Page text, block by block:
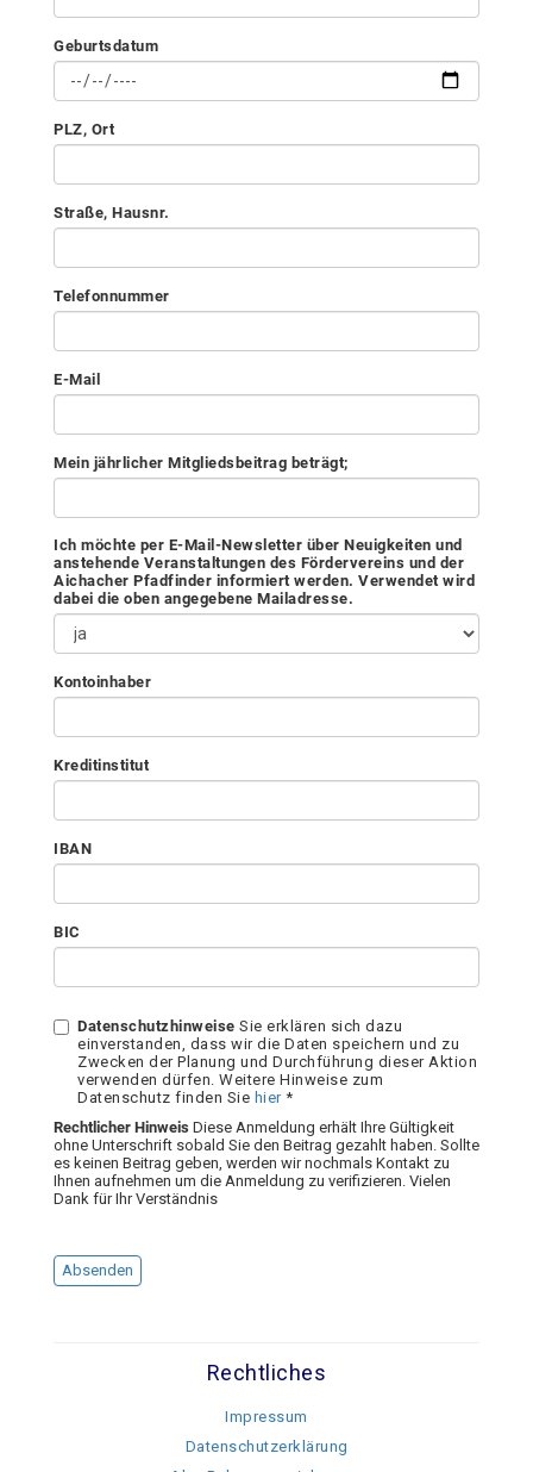
Geburtsdatum
PLZ, Ort
Straße, Hausnr.
Telefonnummer
E-Mail
Mein jährlicher Mitgliedsbeitrag beträgt;
Ich möchte per E-Mail-Newsletter über Neuigkeiten und
anstehende Veranstaltungen des Fördervereins und der
Aichacher Pfadfinder informiert werden. Verwendet wird
dabei die oben angegebene Mailadresse.
Kontoinhaber
Kreditinstitut
IBAN
BIC
Datenschutzhinweise Sie erklären sich dazu
einverstanden, dass wir die Daten speichern und zu
Zwecken der Planung und Durchführung dieser Aktion
verwenden dürfen. Weitere Hinweise zum
Datenschutz finden Sie hier*
Rechtlicher Hinweis Diese Anmeldung erhält Ihre Gültigkeit
ohne Unterschrift sobald Sie den Beitrag gezahlt haben. Sollte
es keinen Beitrag geben, werden wir nochmals Kontakt zu
Ihnen aufnehmen um die Anmeldung zu verifizieren. Vielen
Dank für Ihr Verständnis
Absenden
Rechtliches
Impressum
Datenschutzerklärung